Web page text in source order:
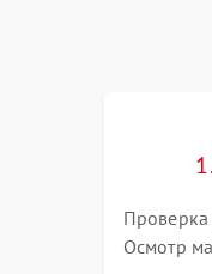
Проверка
Осмотр